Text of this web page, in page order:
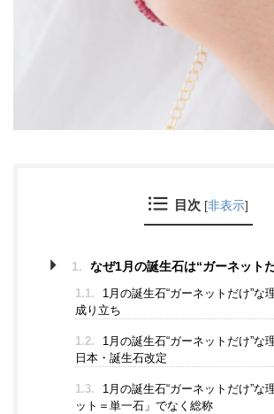
目次 [非表示]
1. なぜ1月の誕生石は“ガーネット
1.1.
1月の誕生石“ガーネットだけ”
成り立ち
1.2.
1月の誕生石“ガーネットだけ”な
日本・誕生石改定
1.3.
1月の誕生石“ガーネットだけ”な
ット＝単一石」でなく総称